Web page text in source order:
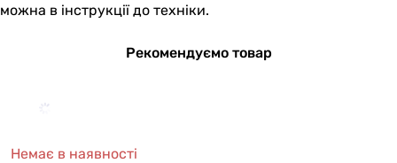
можна в інструкції до техніки.
Рекомендуємо товар
Немає в наявності